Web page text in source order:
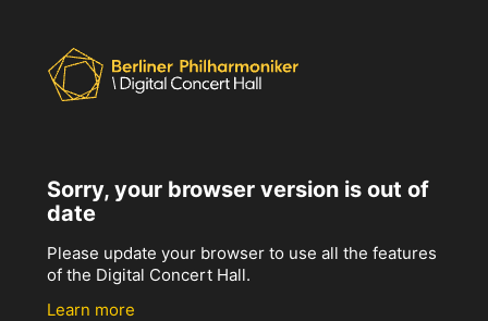
Sorry, your browser version is out of
date
Please update your browser to use all the features
of the Digital Concert Hall.
Learn more